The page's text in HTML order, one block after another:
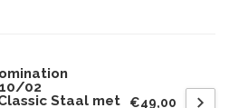
02
Staal met
€49,00